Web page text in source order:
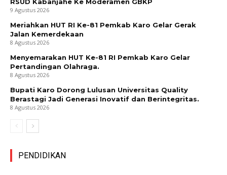
9 Agustus 2026
Meriahkan HUT RI Ke-81 Pemkab Karo Gelar Gerak
Jalan Kemerdekaan
8 Agustus 2026
Menyemarakan HUT Ke-81 RI Pemkab Karo Gelar
Pertandingan Olahraga.
8 Agustus 2026
Bupati Karo Dorong Lulusan Universitas Quality
Berastagi Jadi Generasi Inovatif dan Berintegritas.
8 Agustus 2026
PENDIDIKAN